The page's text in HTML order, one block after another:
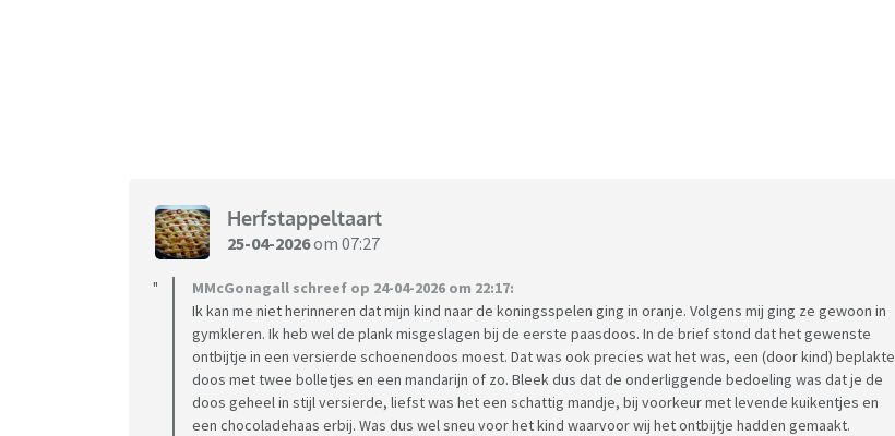
Herfstappeltaart
25-04-2026om 07:27
MMcGonagall schreef op 24-04-2026 om 22:17:
Ik kan me niet herinneren dat mijn kind naar de koningsspelen ging in oranje. Volgens mij ging ze gewoon in
gymkleren. Ik heb wel de plank misgeslagen bij de eerste paasdoos. In de brief stond dat het gewenste
ontbijtje in een versierde schoenendoos moest. Dat was ook precies wat het was, een (door kind) beplakte
doos met twee bolletjes en een mandarijn of zo. Bleek dus dat de onderliggende bedoeling was dat je de
doos geheel in stijl versierde, liefst was het een schattig mandje, bij voorkeur met levende kuikentjes en
een chocoladehaas erbij. Was dus wel sneu voor het kind waarvoor wij het ontbijtje hadden gemaakt.